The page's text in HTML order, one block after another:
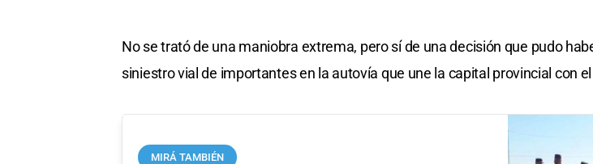
No se trató de una maniobra extrema, pero sí de una decisión que pudo
siniestro vial de importantes en la autovía que une la capital provincial con
MIRÁ TAMBIÉN